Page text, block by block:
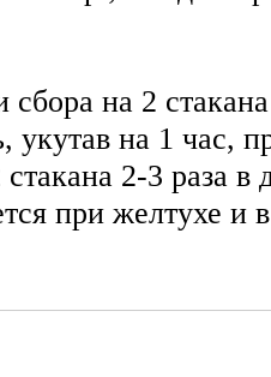
на 2
укутав на 1 час,
2-3 раза в
при желтухе и